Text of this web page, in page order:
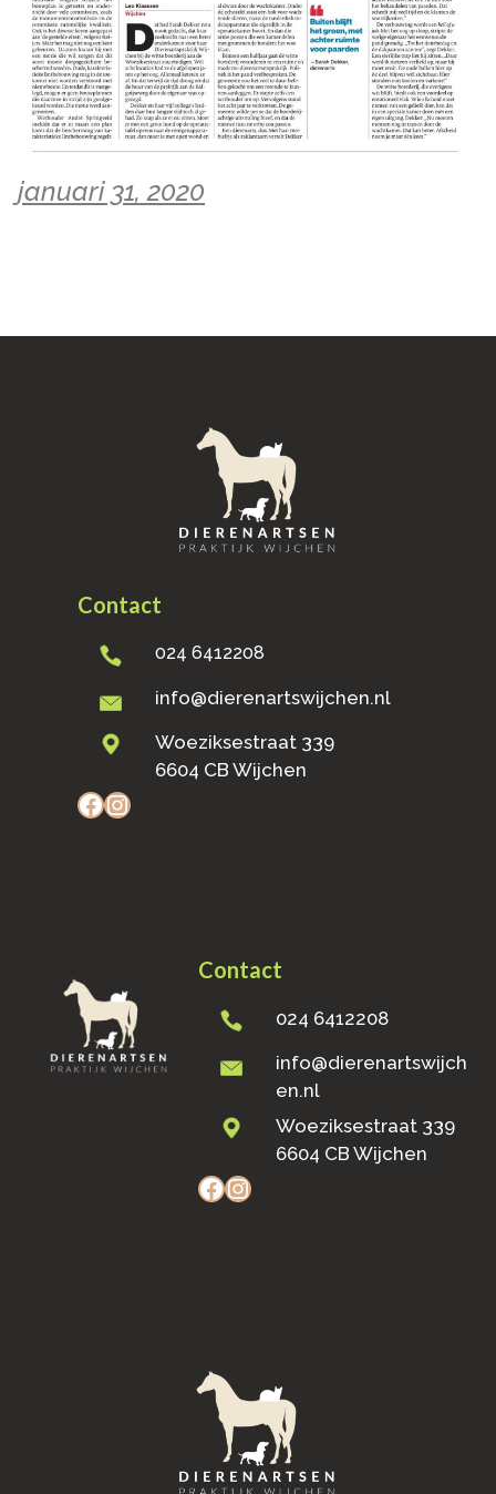
januari 31, 2020
Contact
024 6412208
info@dierenartswijchen.nl
Woeziksestraat 339
6604 CB Wijchen
Facebook
Instagram
Contact
024 6412208
info@dierenartswijch
en.nl
Woeziksestraat 339
6604 CB Wijchen
Facebook
Instagram